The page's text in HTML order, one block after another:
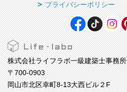
プライバシーポリシー
株式会社ライフラボ一級建築士事務所
〒700-0903
岡山市北区幸町8-13大西ビル２F